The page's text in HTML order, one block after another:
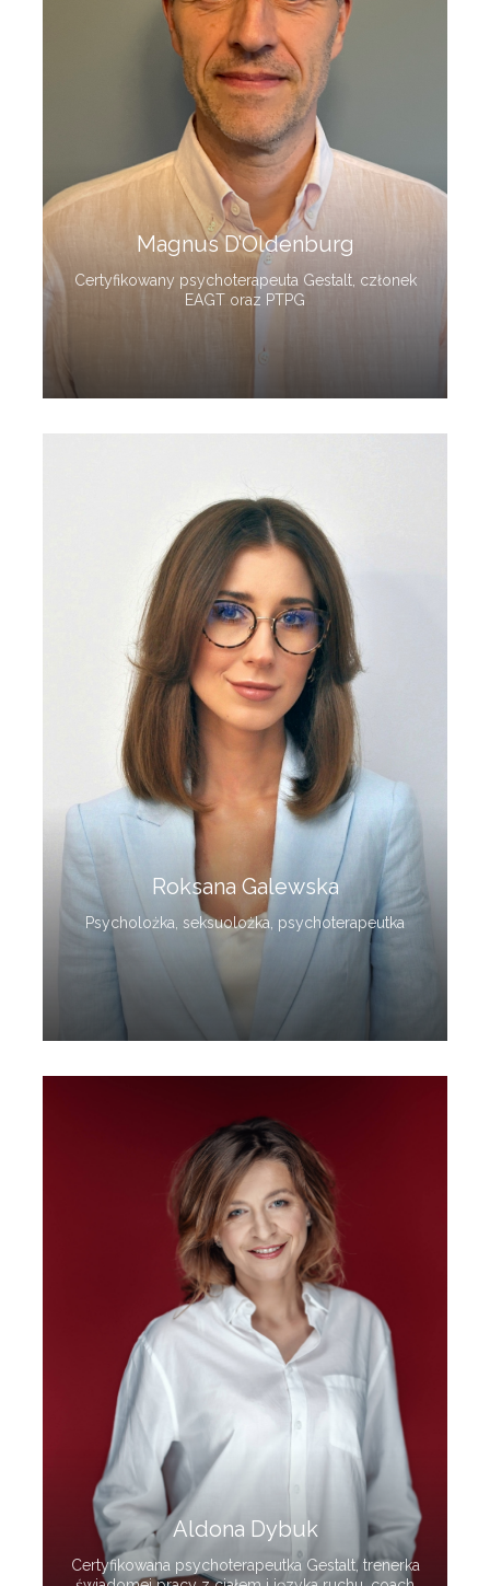
Magnus D’Oldenburg
Certyfikowany psychoterapeuta Gestalt, członek
EAGT oraz PTPG
Roksana Galewska
Psycholożka, seksuolożka, psychoterapeutka
Aldona Dybuk
Certyfikowana psychoterapeutka Gestalt, trenerka